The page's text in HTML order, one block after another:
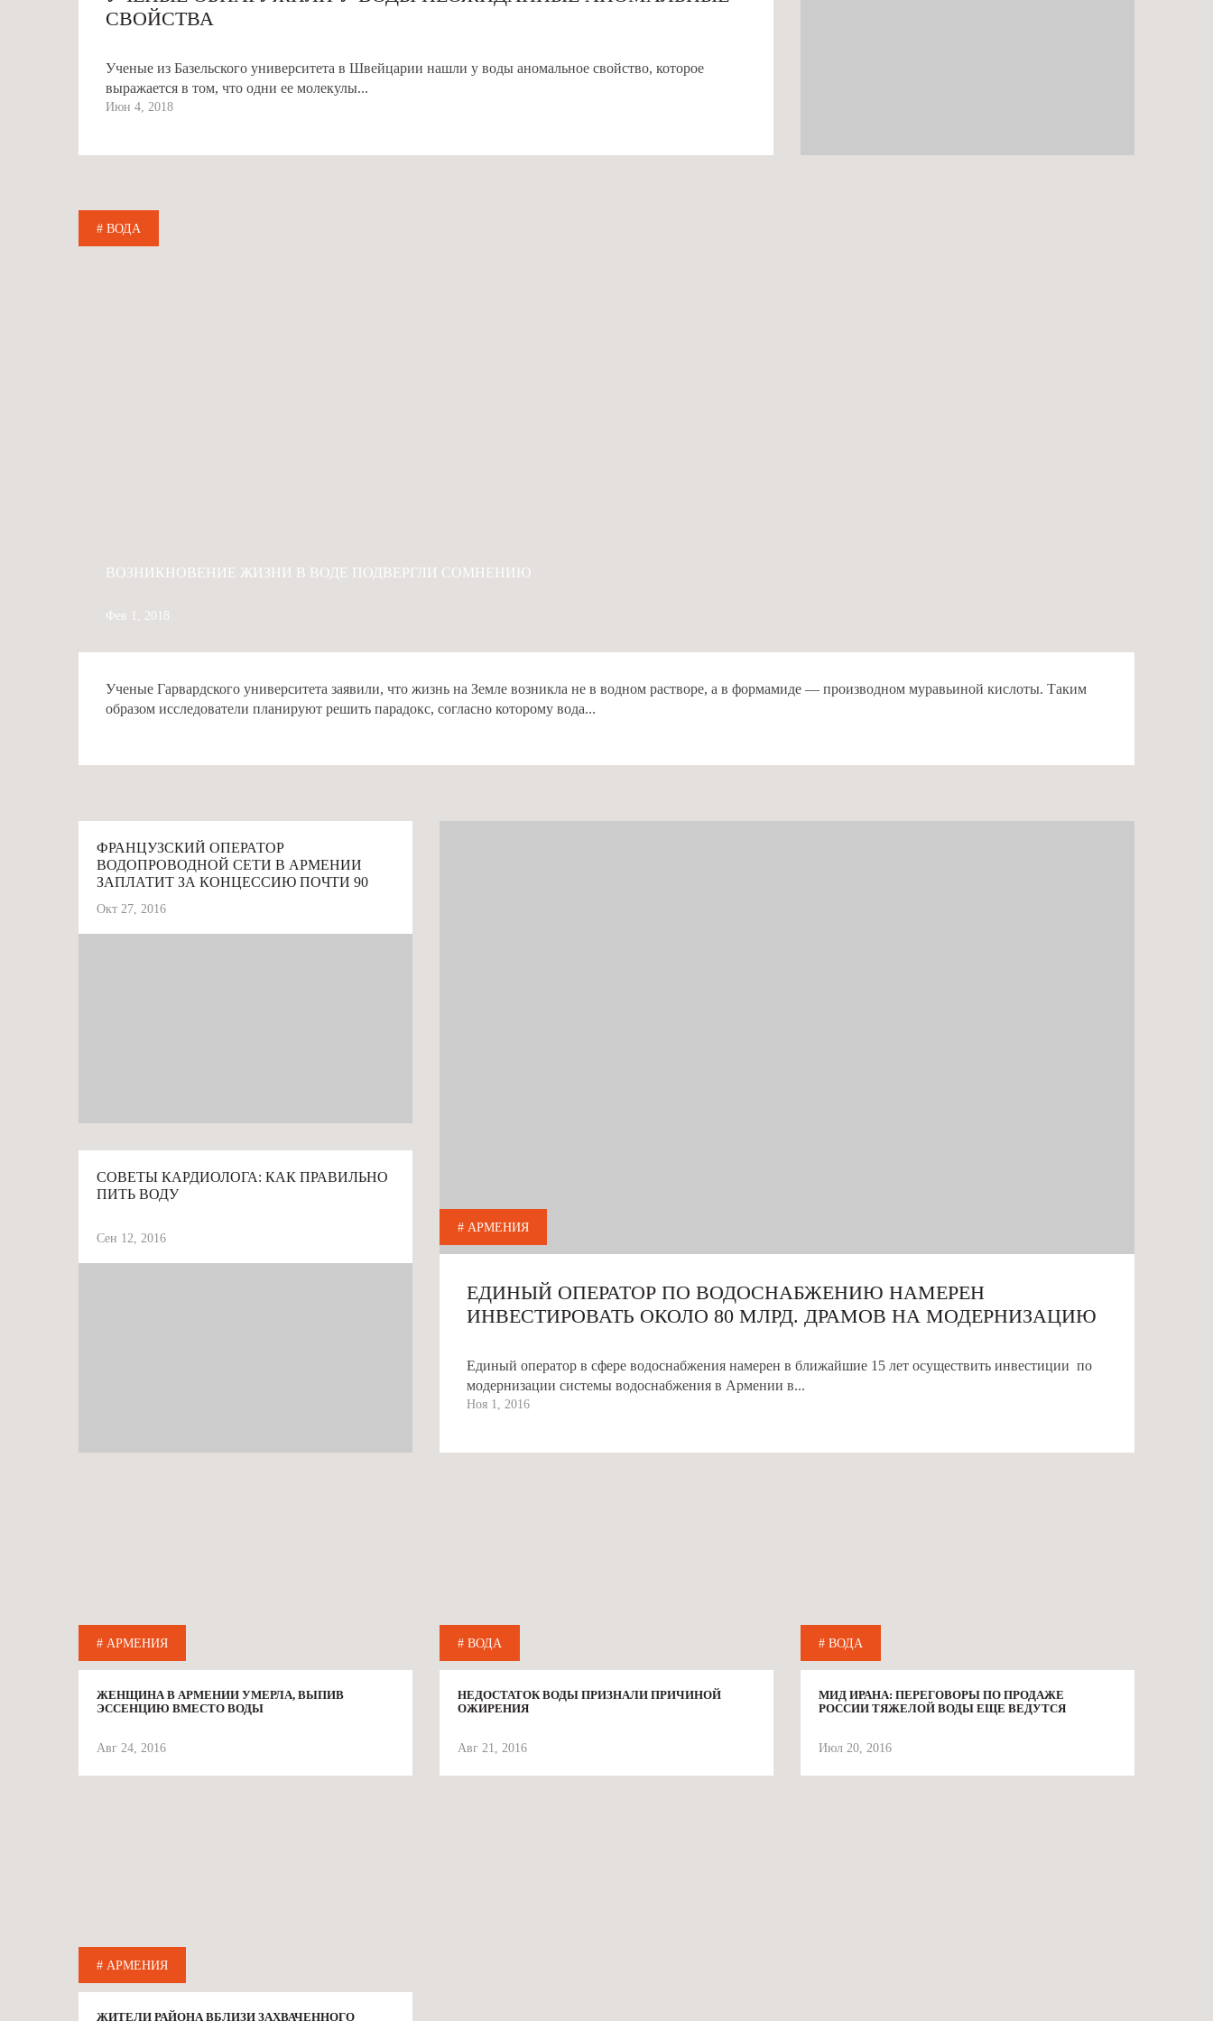
СВОЙСТВА
Ученые из Базельского университета в Швейцарии нашли у воды аномальное свойство, которое
выражается в том, что одни ее молекулы...
Июн 4, 2018
# ВОДА
ВОЗНИКНОВЕНИЕ ЖИЗНИ В ВОДЕ ПОДВЕРГЛИ СОМНЕНИЮ
Фев 1, 2018
Ученые Гарвардского университета заявили, что жизнь на Земле возникла не в водном растворе, а в формамиде — производном муравьиной кислоты. Таким
образом исследователи планируют решить парадокс, согласно которому вода...
# АРМЕНИЯ
ЕДИНЫЙ ОПЕРАТОР ПО ВОДОСНАБЖЕНИЮ НАМЕРЕН
ИНВЕСТИРОВАТЬ ОКОЛО 80 МЛРД. ДРАМОВ НА МОДЕРНИЗАЦИЮ
Единый оператор в сфере водоснабжения намерен в ближайшие 15 лет осуществить инвестиции по
модернизации системы водоснабжения в Армении в...
Ноя 1, 2016
ФРАНЦУЗСКИЙ ОПЕРАТОР
ВОДОПРОВОДНОЙ СЕТИ В АРМЕНИИ
ЗАПЛАТИТ ЗА КОНЦЕССИЮ ПОЧТИ 90
Окт 27, 2016
# ВОДА
СОВЕТЫ КАРДИОЛОГА: КАК ПРАВИЛЬНО
ПИТЬ ВОДУ
Сен 12, 2016
# АРМЕНИЯ
ЖЕНЩИНА В АРМЕНИИ УМЕРЛА, ВЫПИВ
ЭССЕНЦИЮ ВМЕСТО ВОДЫ
Авг 24, 2016
# ВОДА
НЕДОСТАТОК ВОДЫ ПРИЗНАЛИ ПРИЧИНОЙ
ОЖИРЕНИЯ
Авг 21, 2016
# ВОДА
МИД ИРАНА: ПЕРЕГОВОРЫ ПО ПРОДАЖЕ
РОССИИ ТЯЖЕЛОЙ ВОДЫ ЕЩЕ ВЕДУТСЯ
Июл 20, 2016
# АРМЕНИЯ
ЖИТЕЛИ РАЙОНА ВБЛИЗИ ЗАХВАЧЕННОГО